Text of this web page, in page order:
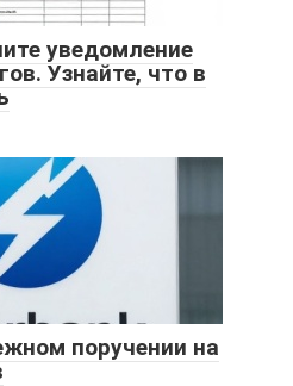
уведомление
Узнайте, что в
поручении на